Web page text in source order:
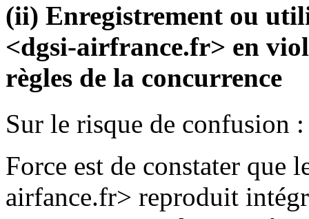
(ii) Enregistrement ou
<dgsi-airfrance.fr> en
règles de la concurrence
Sur le risque de confusion :
Force est de constater que
airfance.fr> reproduit